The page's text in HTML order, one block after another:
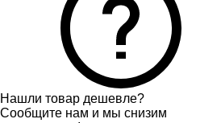
Нашли товар дешевле?
Сообщите нам и мы снизим